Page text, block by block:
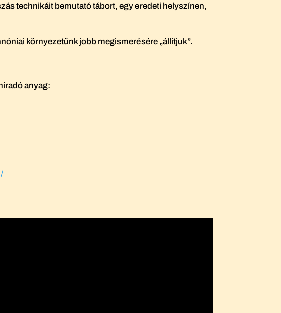
technikáit bemutató tábort, egy eredeti helyszínen,
környezetünk jobb megismerésére „állítjuk”.
anyag: